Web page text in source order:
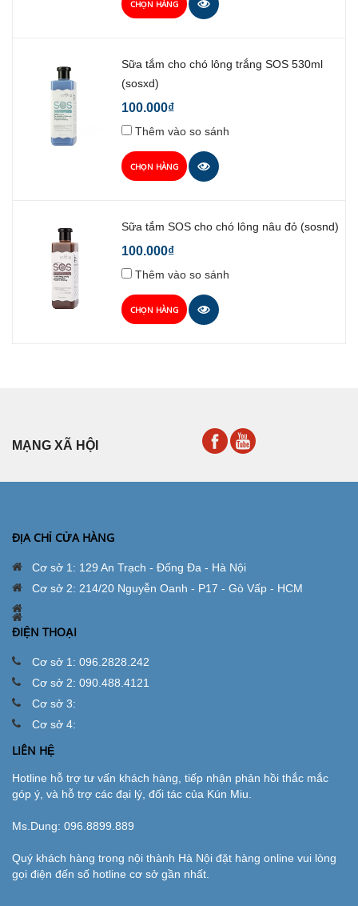
CHỌN HÀNG
Sữa tắm cho chó lông trắng SOS 530ml
(sosxd)
100.000₫
Thêm vào so sánh
CHỌN HÀNG
Sữa tắm SOS cho chó lông nâu đỏ (sosnd)
100.000₫
Thêm vào so sánh
CHỌN HÀNG
MẠNG XÃ HỘI
ĐỊA CHỈ CỬA HÀNG
Cơ sở 1: 129 An Trạch - Đống Đa - Hà Nội
Cơ sở 2: 214/20 Nguyễn Oanh - P17 - Gò Vấp - HCM
ĐIỆN THOẠI
Cơ sở 1: 096.2828.242
Cơ sở 2: 090.488.4121
Cơ sở 3:
Cơ sở 4:
LIÊN HỆ
Hotline hỗ trợ tư vấn khách hàng, tiếp nhận phản hồi thắc mắc
góp ý, và hỗ trợ các đại lý, đối tác của Kún Miu.
Ms.Dung: 096.8899.889
Quý khách hàng trong nội thành Hà Nội đặt hàng online vui lòng
gọi điện đến số hotline cơ sở gần nhất.